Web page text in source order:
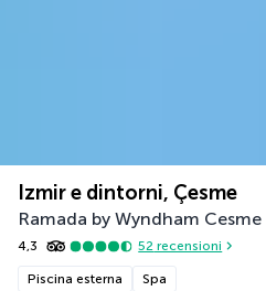
Izmir e dintorni, Çesme
Ramada by Wyndham Cesme
4,3 52 recensioni
Piscina esterna Spa